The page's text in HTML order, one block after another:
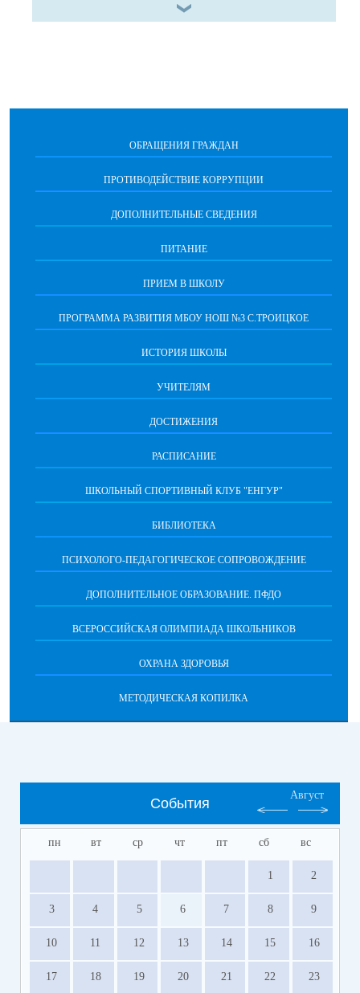
ОБРАЩЕНИЯ ГРАЖДАН
ПРОТИВОДЕЙСТВИЕ КОРРУПЦИИ
ДОПОЛНИТЕЛЬНЫЕ СВЕДЕНИЯ
ПИТАНИЕ
ПРИЕМ В ШКОЛУ
ПРОГРАММА РАЗВИТИЯ МБОУ НОШ №3 С.ТРОИЦКОЕ
ИСТОРИЯ ШКОЛЫ
УЧИТЕЛЯМ
ДОСТИЖЕНИЯ
РАСПИСАНИЕ
ШКОЛЬНЫЙ СПОРТИВНЫЙ КЛУБ "ЕНГУР"
БИБЛИОТЕКА
ПСИХОЛОГО-ПЕДАГОГИЧЕСКОЕ СОПРОВОЖДЕНИЕ
ДОПОЛНИТЕЛЬНОЕ ОБРАЗОВАНИЕ. ПФДО
ВСЕРОССИЙСКАЯ ОЛИМПИАДА ШКОЛЬНИКОВ
ОХРАНА ЗДОРОВЬЯ
МЕТОДИЧЕСКАЯ КОПИЛКА
События
Август
пн вт ср чт пт сб вс
1 2
3 4 5 6 7 8 9
10 11 12 13 14 15 16
17 18 19 20 21 22 23